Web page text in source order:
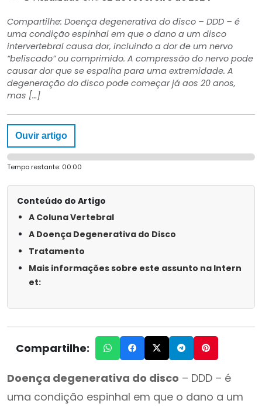
Compartilhe: Doença degenerativa do disco – DDD – é
uma condição espinhal em que o dano a um disco
intervertebral causa dor, incluindo a dor de um nervo
“beliscado” ou comprimido. A compressão do nervo pode
causar dor que se espalha para uma extremidade. A
degeneração do disco pode começar já aos 20 anos,
mas […]
Ouvir artigo
Tempo restante: 00:00
Conteúdo do Artigo
A Coluna Vertebral
A Doença Degenerativa do Disco
Tratamento
Mais informações sobre este assunto na Intern
et:
Compartilhe:
Doença degenerativa do disco – DDD – é
uma condição espinhal em que o dano a um